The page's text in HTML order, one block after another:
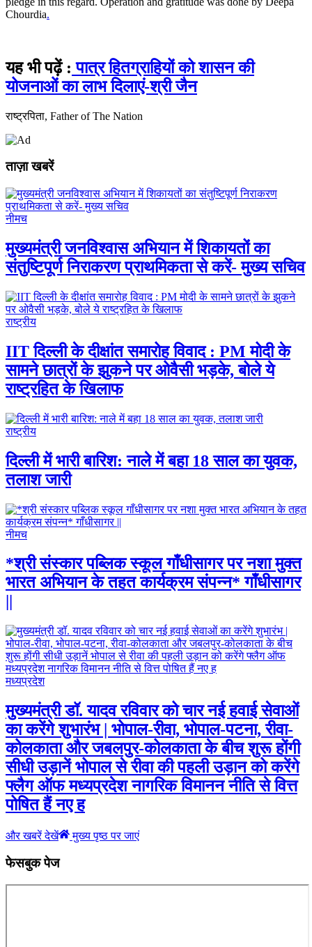
Chourdia.
यह भी पढ़ें : पात्र हितग्राहियों को शासन की
योजनाओं का लाभ दिलाएं-श्री जैन
राष्‍ट्रपिता, Father of The Nation
ताज़ा खबरें
नीमच
मुख्यमंत्री जनविश्वास अभियान में शिकायतों का
संतुष्टिपूर्ण निराकरण प्राथमिकता से करें- मुख्य सचिव
राष्ट्रीय
IIT दिल्ली के दीक्षांत समारोह विवाद : PM मोदी के
सामने छात्रों के झुकने पर ओवैसी भड़के, बोले ये
राष्ट्रहित के खिलाफ
राष्ट्रीय
दिल्ली में भारी बारिश: नाले में बहा 18 साल का युवक,
तलाश जारी
नीमच
*श्री संस्कार पब्लिक स्कूल गाँधीसागर पर नशा मुक्त
भारत अभियान के तहत कार्यक्रम संपन्न* गाँधीसागर
मध्यप्रदेश
मुख्यमंत्री डॉ. यादव रविवार को चार नई हवाई सेवाओं
का करेंगे शुभारंभ | भोपाल-रीवा, भोपाल-पटना, रीवा-
कोलकाता और जबलपुर-कोलकाता के बीच शुरू होंगी
सीधी उड़ानें भोपाल से रीवा की पहली उड़ान को करेंगे
फ्लैग ऑफ मध्यप्रदेश नागरिक विमानन नीति से वित्त
पोषित हैं नए ह
और खबरें देखें मुख्य पृष्ठ पर जाएं
फेसबुक पेज